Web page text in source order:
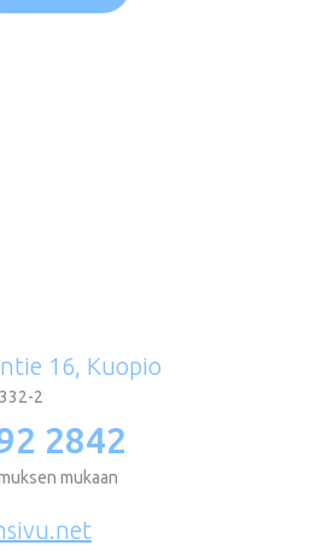
16, Kuopio
2
2842
mukaan